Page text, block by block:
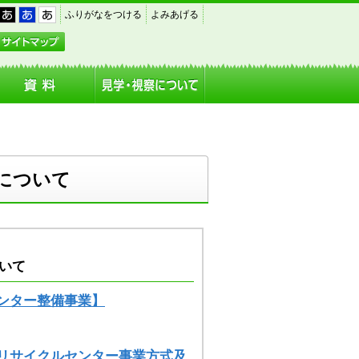
黒 青 白
｜
ふりがなをつける ｜
よみあげる
アクセス
ついて
備について
ター整備事業】
サイクルセンター事業方式及